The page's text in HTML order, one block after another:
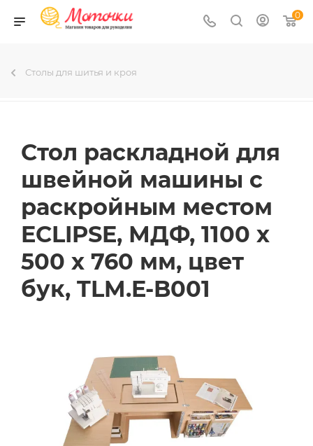
0
Столы для шитья и кроя
Стол раскладной для
швейной машины с
раскройным местом
ECLIPSE, МДФ, 1100 х
500 х 760 мм, цвет
бук, TLM.E-B001